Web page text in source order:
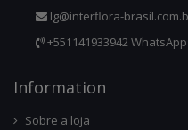
lg@interflora-
+551141933942 WhatsApp
InforMation
Sobre a loja